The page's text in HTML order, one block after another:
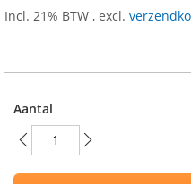
Incl. 21% BTW , excl.
Aantal